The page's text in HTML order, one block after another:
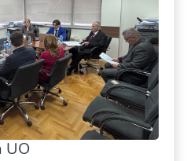
UO